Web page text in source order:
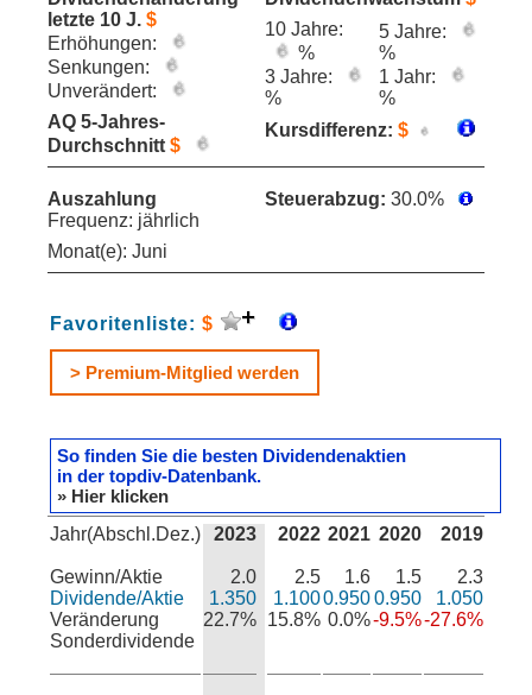
letzte 10 J. $
Erhöhungen:
Senkungen:
Unverändert:
AQ 5-Jahres-
Durchschnitt $
10 Jahre:
%
5 Jahre:
%
3 Jahre:
%
1 Jahr:
%
Kursdifferenz: $
Auszahlung
Frequenz: jährlich
Monat(e): Juni
Steuerabzug: 30.0%
Favoritenliste: $
> Premium-Mitglied werden
So finden Sie die besten Dividendenaktien
in der topdiv-Datenbank.
» Hier klicken
Jahr(Abschl.Dez.)
Gewinn/Aktie
Dividende/Aktie
Veränderung
Sonderdividende
2023
2.0
1.350
22.7%
2022
2.5
1.100
15.8%
2021
1.6
0.950
0.0%
2020
1.5
0.950
-9.5%
2019
2.3
1.050
-27.6%